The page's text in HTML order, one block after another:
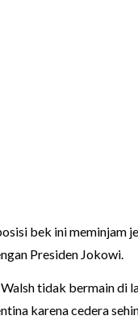
bek ini meminjam
Presiden Jokowi.
tidak bermain di
karena cedera